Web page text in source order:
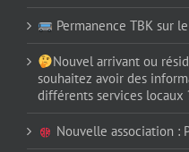
Permanence TBK sur
Nouvel arrivant ou
souhaitez avoir des
différents services locaux
Nouvelle association :